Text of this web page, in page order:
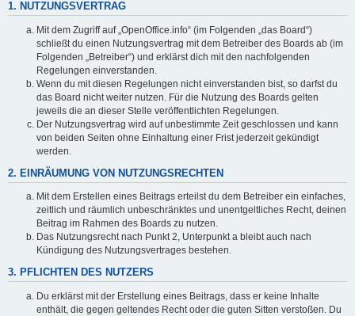
1. NUTZUNGSVERTRAG
Mit dem Zugriff auf „OpenOffice.info“ (im Folgenden „das Board“)
schließt du einen Nutzungsvertrag mit dem Betreiber des Boards ab (im
Folgenden „Betreiber“) und erklärst dich mit den nachfolgenden
Regelungen einverstanden.
Wenn du mit diesen Regelungen nicht einverstanden bist, so darfst du
das Board nicht weiter nutzen. Für die Nutzung des Boards gelten
jeweils die an dieser Stelle veröffentlichten Regelungen.
Der Nutzungsvertrag wird auf unbestimmte Zeit geschlossen und kann
von beiden Seiten ohne Einhaltung einer Frist jederzeit gekündigt
werden.
2. EINRÄUMUNG VON NUTZUNGSRECHTEN
Mit dem Erstellen eines Beitrags erteilst du dem Betreiber ein einfaches,
zeitlich und räumlich unbeschränktes und unentgeltliches Recht, deinen
Beitrag im Rahmen des Boards zu nutzen.
Das Nutzungsrecht nach Punkt 2, Unterpunkt a bleibt auch nach
Kündigung des Nutzungsvertrages bestehen.
3. PFLICHTEN DES NUTZERS
Du erklärst mit der Erstellung eines Beitrags, dass er keine Inhalte
enthält, die gegen geltendes Recht oder die guten Sitten verstoßen. Du